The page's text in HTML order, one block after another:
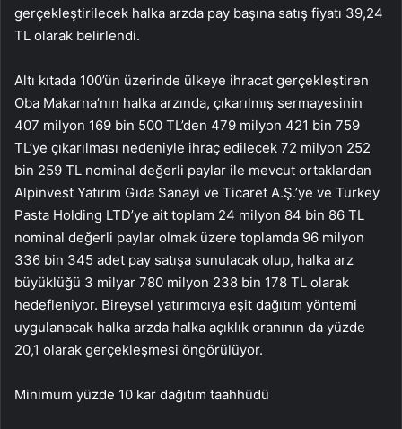
gerçekleştirilecek halka arzda pay başına satış fiyatı 39,24
TL olarak belirlendi.
Altı kıtada 100’ün üzerinde ülkeye ihracat gerçekleştiren
Oba Makarna’nın halka arzında, çıkarılmış sermayesinin
407 milyon 169 bin 500 TL’den 479 milyon 421 bin 759
TL’ye çıkarılması nedeniyle ihraç edilecek 72 milyon 252
bin 259 TL nominal değerli paylar ile mevcut ortaklardan
Alpinvest Yatırım Gıda Sanayi ve Ticaret A.Ş.’ye ve Turkey
Pasta Holding LTD’ye ait toplam 24 milyon 84 bin 86 TL
nominal değerli paylar olmak üzere toplamda 96 milyon
336 bin 345 adet pay satışa sunulacak olup, halka arz
büyüklüğü 3 milyar 780 milyon 238 bin 178 TL olarak
hedefleniyor. Bireysel yatırımcıya eşit dağıtım yöntemi
uygulanacak halka arzda halka açıklık oranının da yüzde
20,1 olarak gerçekleşmesi öngörülüyor.
Minimum yüzde 10 kar dağıtım taahhüdü